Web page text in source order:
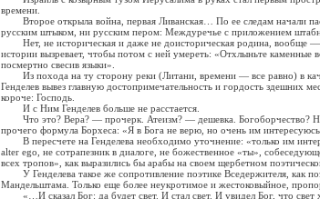
времени.
Второе открыла война, первая Ливанская… По ее следам начали
русским штыком, ни русским пером: Междуречье с приложением
Нет, не историческая и даже не доисторическая родина, вообще
истории вызревает, чтобы потом с ней умереть: «Отхлыньте
посмертно свесив языки».
Из похода на ту сторону реки (Литани, времени — все равно) в
Генделев вывез главную достопримечательность и гордость
короче: Господь.
И с Ним Генделев больше не расстается.
Что это? Вера? — прочерк. Атеизм? — дешевка. Богоборчество?
прочего формула Борхеса: «Я в Бога не верю, но очень им
В пересчете на Генделева необходимо уточнение: «только им
alter ego, не сотрапезник в диалоге, не божественное «ты»,
всех тропов», как выразились бы арабы на своем щербетном
У Генделева такое же сопротивление поэтике Вседержителя, как
Мандельштама. Только еще более неукротимое и жестоковыйное,
«…И сказал Бог: да будет свет. И стал свет. И увидел Бог, что свет